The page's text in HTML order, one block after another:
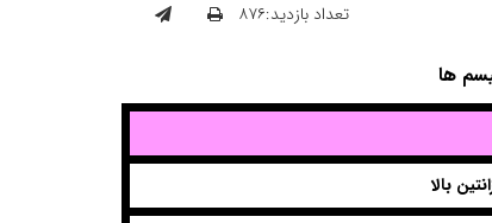
تعداد بازدید:۸۷۶
ها
بالا